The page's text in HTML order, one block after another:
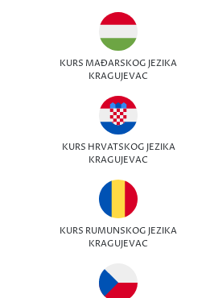
KURS MAĐARSKOG JEZIKA
KRAGUJEVAC
KURS HRVATSKOG JEZIKA
KRAGUJEVAC
KURS RUMUNSKOG JEZIKA
KRAGUJEVAC